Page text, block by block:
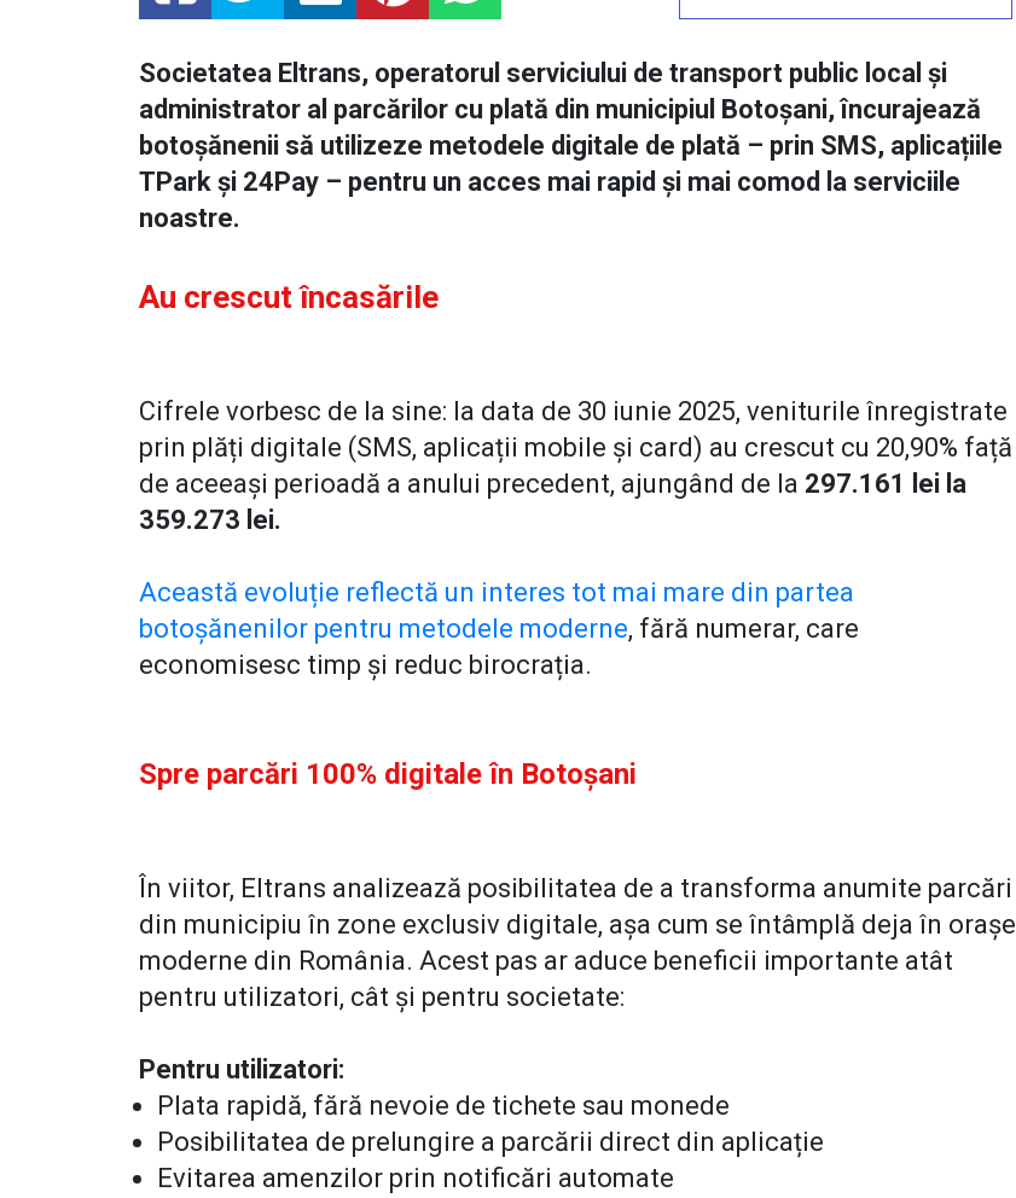
Societatea Eltrans, operatorul serviciului de transport public local și
administrator al parcărilor cu plată din municipiul Botoșani, încurajează
botoșănenii să utilizeze metodele digitale de plată – prin SMS, aplicațiile
TPark și 24Pay – pentru un acces mai rapid și mai comod la serviciile
noastre.
Au crescut încasările
Cifrele vorbesc de la sine: la data de 30 iunie 2025, veniturile înregistrate
prin plăți digitale (SMS, aplicații mobile și card) au crescut cu 20,90% față
de aceeași perioadă a anului precedent, ajungând de la 297.161 lei la
359.273 lei.
Această evoluție reflectă un interes tot mai mare din partea
botoșănenilor pentru metodele moderne, fără numerar, care
economisesc timp și reduc birocrația.
Spre parcări 100% digitale în Botoșani
În viitor, Eltrans analizează posibilitatea de a transforma anumite parcări
din municipiu în zone exclusiv digitale, așa cum se întâmplă deja în orașe
moderne din România. Acest pas ar aduce beneficii importante atât
pentru utilizatori, cât și pentru societate:
Pentru utilizatori:
Plata rapidă, fără nevoie de tichete sau monede
Posibilitatea de prelungire a parcării direct din aplicație
Evitarea amenzilor prin notificări automate